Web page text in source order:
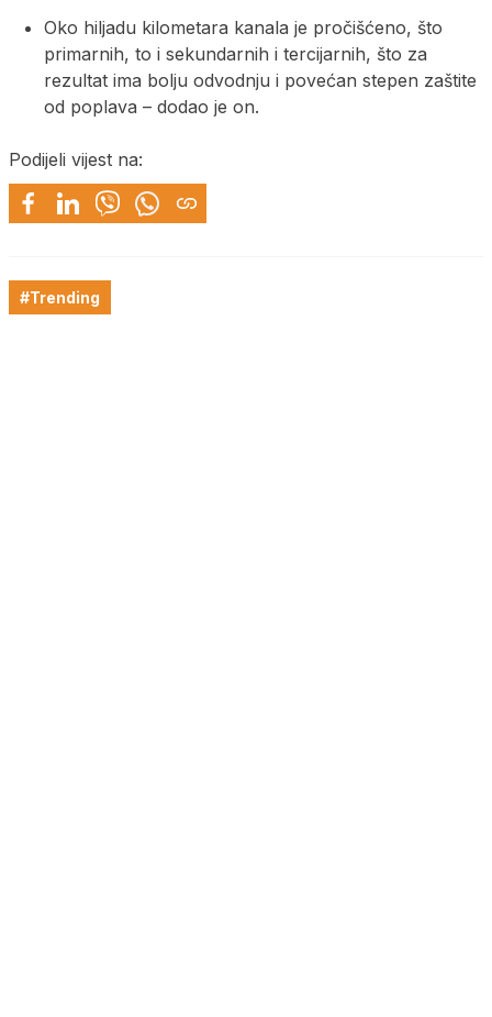
Oko hiljadu kilometara kanala je pročišćeno, što
primarnih, to i sekundarnih i tercijarnih, što za
rezultat ima bolju odvodnju i povećan stepen zaštite
od poplava – dodao je on.
Podijeli vijest na:
#Trending